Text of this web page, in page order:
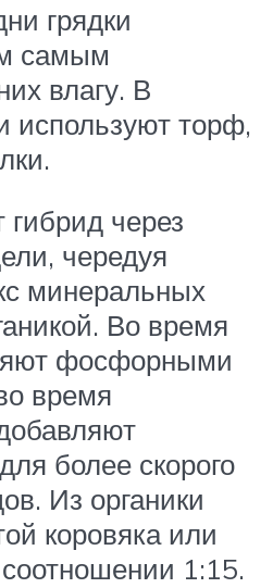
грядки
самым
влагу. В
используют торф,
через
чередуя
минеральных
Во время
фосфорными
время
более скорого
Из органики
коровяка или
1:15.